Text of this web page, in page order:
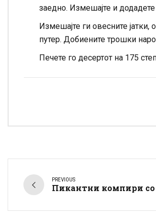
заедно. Измешајте и додадете
Измешајте ги овесните
путер. Добиените трошки
Печете го десертот на 175
PREVIOUS
Пикантни компири